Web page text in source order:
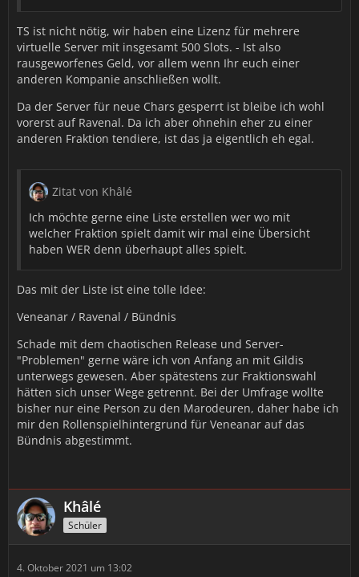
TS ist nicht nötig, wir haben eine Lizenz für mehrere
virtuelle Server mit insgesamt 500 Slots. - Ist also
rausgeworfenes Geld, vor allem wenn Ihr euch einer
anderen Kompanie anschließen wollt.
Da der Server für neue Chars gesperrt ist bleibe ich wohl
vorerst auf Ravenal. Da ich aber ohnehin eher zu einer
anderen Fraktion tendiere, ist das ja eigentlich eh egal.
Zitat von Khâlé
Ich möchte gerne eine Liste erstellen wer wo mit
welcher Fraktion spielt damit wir mal eine Übersicht
haben WER denn überhaupt alles spielt.
Das mit der Liste ist eine tolle Idee:
Veneanar / Ravenal / Bündnis
Schade mit dem chaotischen Release und Server-
"Problemen" gerne wäre ich von Anfang an mit Gildis
unterwegs gewesen. Aber spätestens zur Fraktionswahl
hätten sich unser Wege getrennt. Bei der Umfrage wollte
bisher nur eine Person zu den Marodeuren, daher habe ich
mir den Rollenspielhintergrund für Veneanar auf das
Bündnis abgestimmt.
Khâlé
Schüler
4. Oktober 2021 um 13:02